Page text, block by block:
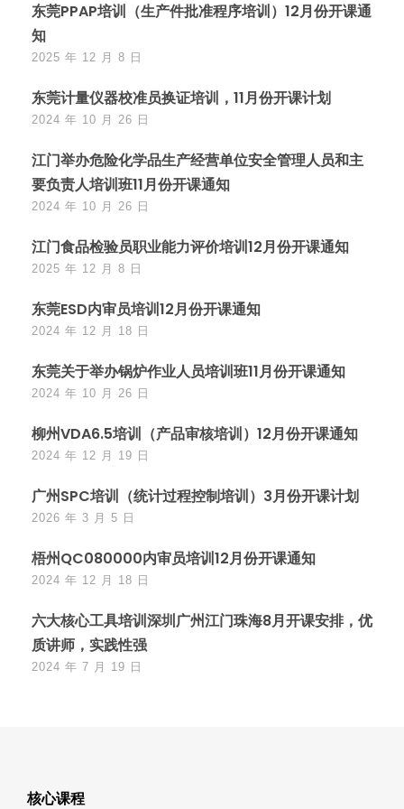
东莞PPAP培训（生产件批准程序培训）12月份开课通
知
2025 年 12 月 8 日
东莞计量仪器校准员换证培训，11月份开课计划
2024 年 10 月 26 日
江门举办危险化学品生产经营单位安全管理人员和主
要负责人培训班11月份开课通知
2024 年 10 月 26 日
江门食品检验员职业能力评价培训12月份开课通知
2025 年 12 月 8 日
东莞ESD内审员培训12月份开课通知
2024 年 12 月 18 日
东莞关于举办锅炉作业人员培训班11月份开课通知
2024 年 10 月 26 日
柳州VDA6.5培训（产品审核培训）12月份开课通知
2024 年 12 月 19 日
广州SPC培训（统计过程控制培训）3月份开课计划
2026 年 3 月 5 日
梧州QC080000内审员培训12月份开课通知
2024 年 12 月 18 日
六大核心工具培训深圳广州江门珠海8月开课安排，优
质讲师，实践性强
2024 年 7 月 19 日
核心课程